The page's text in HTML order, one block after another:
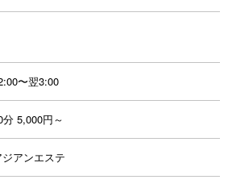
〜翌3:00
分 5,000円～
ジアンエステ